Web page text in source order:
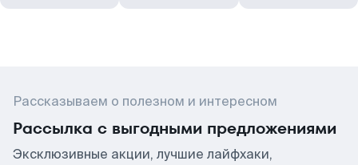
Рассказываем о полезном и интересном
Рассылка с выгодными предложениями
Эксклюзивные акции, лучшие лайфхаки,